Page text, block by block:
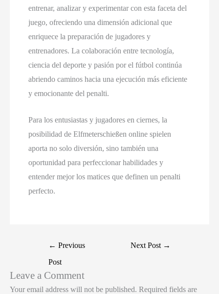
entrenar, analizar y experimentar con esta faceta del
juego, ofreciendo una dimensión adicional que
enriquece la preparación de jugadores y
entrenadores. La colaboración entre tecnología,
ciencia del deporte y pasión por el fútbol continúa
abriendo caminos hacia una ejecución más eficiente
y emocionante del penalti.
Para los entusiastas y jugadores en ciernes, la
posibilidad de Elfmeterschießen online spielen
aporta no solo diversión, sino también una
oportunidad para perfeccionar habilidades y
entender mejor los matices que definen un penalti
perfecto.
← Previous
Post
Next Post →
Leave a Comment
Your email address will not be published. Required fields are